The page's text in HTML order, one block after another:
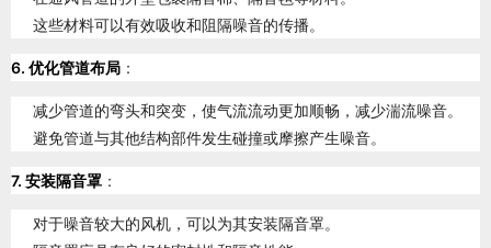
这些材料可以有效吸收和阻隔噪音的传播。
6. 优化管道布局 ：
减少管道的弯头和突变，使气流流动更加顺畅，减少湍流噪音。
避免管道与其他结构部件发生碰撞或摩擦产生噪音。
7. 安装隔音罩 ：
对于噪音较大的风机，可以为其安装隔音罩。